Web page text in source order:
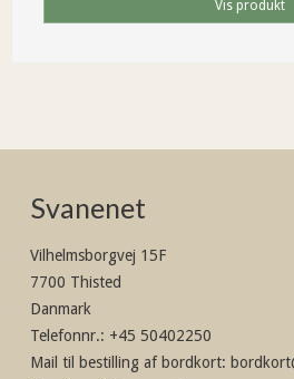
Vis produkt
Svanenet
Vilhelmsborgvej 15F
7700 Thisted
Danmark
Telefonnr.: +45 50402250
Mail til bestilling af bordkort: